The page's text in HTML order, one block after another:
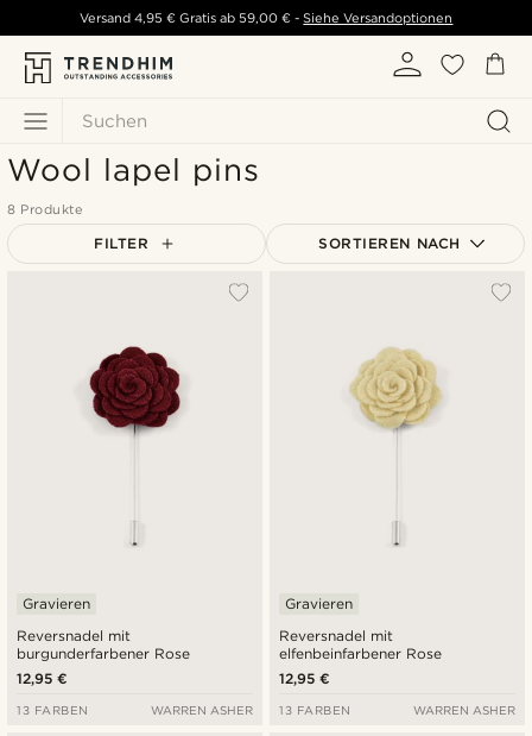
Suchen
Versand 4,95 € Gratis ab 59,00 € - Siehe Versandoptionen
Wool lapel pins
8 Produkte
FILTER SORTIEREN NACH
Niedrigster Preis
Höchster Preis
Reversnadel mit
burgunderfarbener Rose
Gravieren
12,95 €
13 FARBEN WARREN ASHER
Reversnadel mit
elfenbeinfarbener Rose
Gravieren
12,95 €
13 FARBEN WARREN ASHER